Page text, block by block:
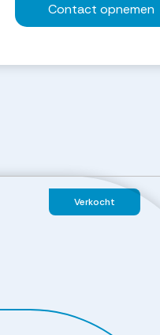
Verkocht
Contact opnemen